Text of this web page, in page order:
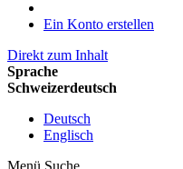
Ein Konto erstellen
Direkt zum Inhalt
Sprache
Schweizerdeutsch
Deutsch
Englisch
Menü Suche